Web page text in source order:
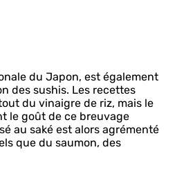
du Japon, est également
des sushis. Les recettes
du vinaigre de riz, mais le
le goût de ce breuvage
au saké est alors agrémenté
que du saumon, des